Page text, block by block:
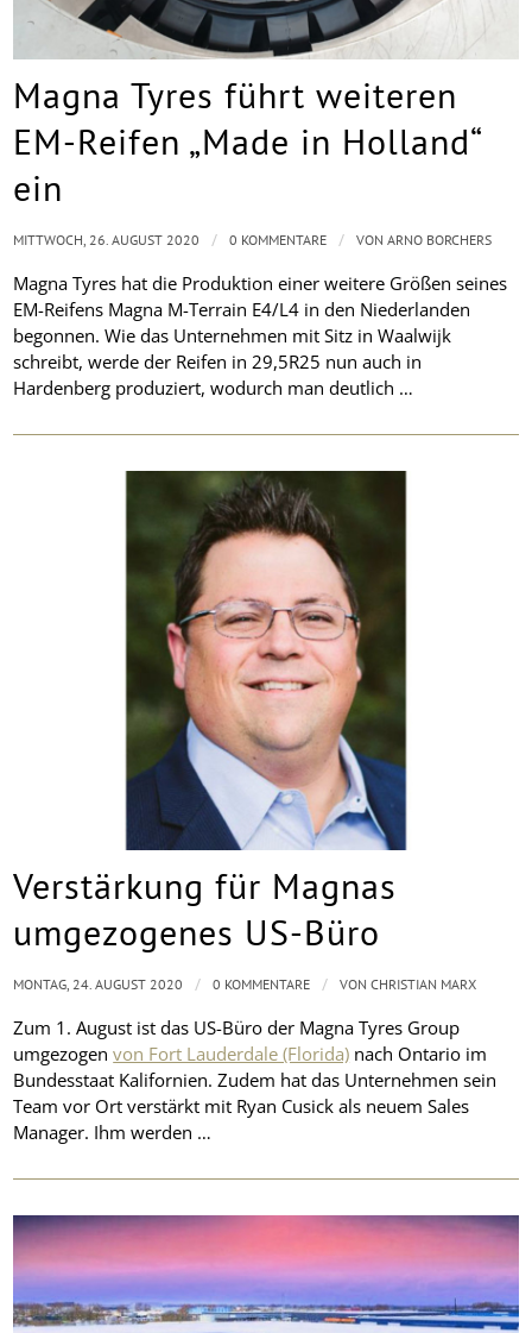
Magna Tyres führt weiteren
EM-Reifen „Made in Holland“
ein
Magna Tyres hat die Produktion einer weitere Größen seines
EM-Reifens Magna M-Terrain E4/L4 in den Niederlanden
begonnen. Wie das Unternehmen mit Sitz in Waalwijk
schreibt, werde der Reifen in 29,5R25 nun auch in
Hardenberg produziert, wodurch man deutlich …
MITTWOCH, 26. AUGUST 2020 / 0 KOMMENTARE / VONARNO BORCHERS
Verstärkung für Magnas
umgezogenes US-Büro
Zum 1. August ist das US-Büro der Magna Tyres Group
umgezogenvon Fort Lauderdale (Florida) nach Ontario im
Bundesstaat Kalifornien. Zudem hat das Unternehmen sein
Team vor Ort verstärkt mit Ryan Cusick als neuem Sales
Manager. Ihm werden …
MONTAG, 24. AUGUST 2020 / 0 KOMMENTARE / VONCHRISTIAN MARX